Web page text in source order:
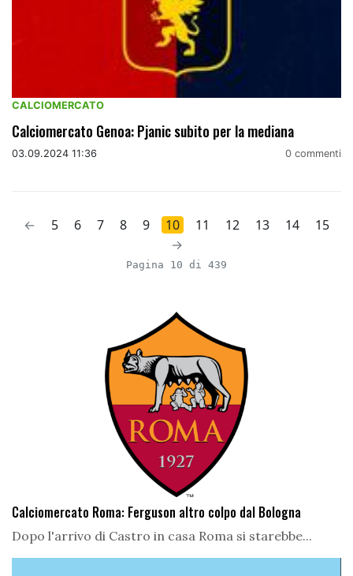
CALCIOMERCATO
Calciomercato Genoa: Pjanic subito per la mediana
03.09.2024 11:36 0 commenti
← 5 6 7 8 9 10 11 12 13 14
15
→
Pagina 10 di 439
Calciomercato Roma: Ferguson altro colpo dal Bologna
Dopo l'arrivo di Castro in casa Roma si starebbe...